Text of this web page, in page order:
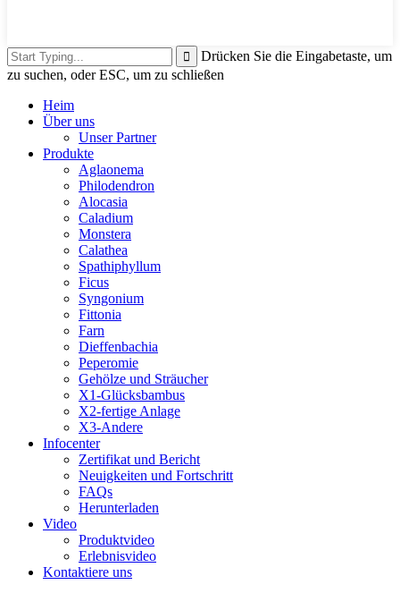
Drücken Sie die Eingabetaste, um
zu suchen, oder ESC, um zu schließen
Heim
Über uns
Unser Partner
Produkte
Aglaonema
Philodendron
Alocasia
Caladium
Monstera
Calathea
Spathiphyllum
Ficus
Syngonium
Fittonia
Farn
Dieffenbachia
Peperomie
Gehölze und Sträucher
X1-Glücksbambus
X2-fertige Anlage
X3-Andere
Infocenter
Zertifikat und Bericht
Neuigkeiten und Fortschritt
FAQs
Herunterladen
Video
Produktvideo
Erlebnisvideo
Kontaktiere uns